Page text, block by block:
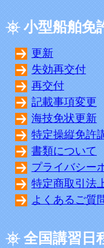
小型船舶免
更新
失効再交付
再交付
記載事項変更
海技免状更新
特定操縦免許
書類について
プライバシー
特定商取引法
よくあるご質
全国講習日